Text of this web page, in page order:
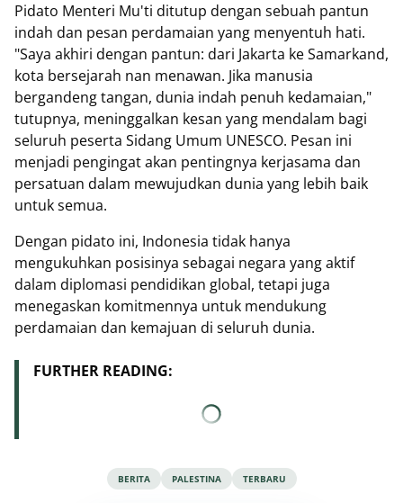
Pidato Menteri Mu'ti ditutup dengan sebuah pantun
indah dan pesan perdamaian yang menyentuh hati.
"Saya akhiri dengan pantun: dari Jakarta ke Samarkand,
kota bersejarah nan menawan. Jika manusia
bergandeng tangan, dunia indah penuh kedamaian,"
tutupnya, meninggalkan kesan yang mendalam bagi
seluruh peserta Sidang Umum UNESCO. Pesan ini
menjadi pengingat akan pentingnya kerjasama dan
persatuan dalam mewujudkan dunia yang lebih baik
untuk semua.
Dengan pidato ini, Indonesia tidak hanya
mengukuhkan posisinya sebagai negara yang aktif
dalam diplomasi pendidikan global, tetapi juga
menegaskan komitmennya untuk mendukung
perdamaian dan kemajuan di seluruh dunia.
FURTHER READING:
BERITA PALESTINA TERBARU